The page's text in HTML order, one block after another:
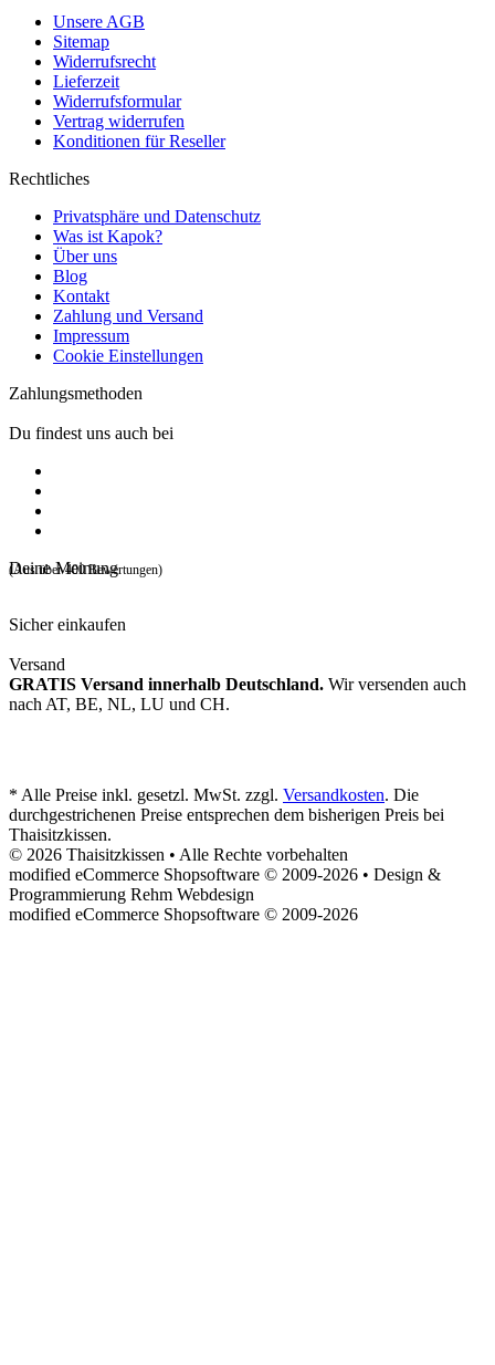
Unsere AGB
Sitemap
Widerrufsrecht
Lieferzeit
Widerrufsformular
Vertrag widerrufen
Konditionen für Reseller
Rechtliches
Privatsphäre und Datenschutz
Was ist Kapok?
Über uns
Blog
Kontakt
Zahlung und Versand
Impressum
Cookie Einstellungen
Zahlungsmethoden
Du findest uns auch bei
Deine Meinung
(Aus über 400 Bewertungen)
Sicher einkaufen
Versand
GRATIS Versand innerhalb Deutschland. Wir versenden auch
nach AT, BE, NL, LU und CH.
* Alle Preise inkl. gesetzl. MwSt. zzgl. Versandkosten. Die
durchgestrichenen Preise entsprechen dem bisherigen Preis bei
Thaisitzkissen.
© 2026 Thaisitzkissen • Alle Rechte vorbehalten
modified eCommerce Shopsoftware © 2009-2026 • Design &
Programmierung Rehm Webdesign
modified eCommerce Shopsoftware © 2009-2026